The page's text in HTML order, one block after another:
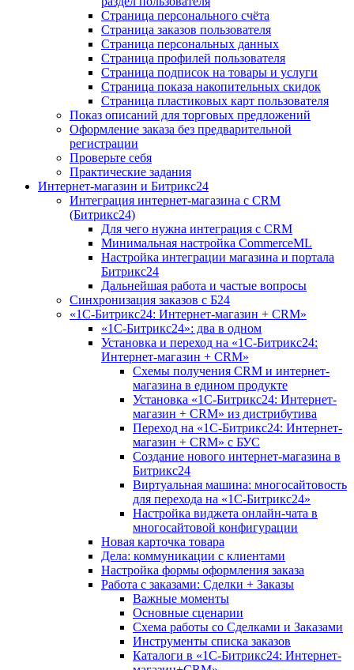
Страница персонального счёта
Страница заказов пользователя
Страница персональных данных
Страница профилей пользователя
Страница подписок на товары и услуги
Страница показа накопительных скидок
Страница пластиковых карт пользователя
Показ описаний для торговых предложений
Оформление заказа без предварительной
регистрации
Проверьте себя
Практические задания
Интернет-магазин и Битрикс24
Интеграция интернет-магазина с CRM
(Битрикс24)
Для чего нужна интеграция с CRM
Минимальная настройка CommerceML
Настройка интеграции магазина и портала
Битрикс24
Дальнейшая работа и частые вопросы
Синхронизация заказов с Б24
«1С-Битрикс24: Интернет-магазин + CRM»
«1С-Битрикс24»: два в одном
Установка и переход на «1С-Битрикс24:
Интернет-магазин + CRM»
Схемы получения CRM и интернет-
магазина в едином продукте
Установка «1С-Битрикс24: Интернет-
магазин + CRM» из дистрибутива
Переход на «1С-Битрикс24: Интернет-
магазин + CRM» с БУС
Создание нового интернет-магазина в
Битрикс24
Виртуальная машина: многосайтовость
для перехода на «1С-Битрикс24»
Настройка виджета онлайн-чата в
многосайтовой конфигурации
Новая карточка товара
Дела: коммуникации с клиентами
Настройка формы оформления заказа
Работа с заказами: Сделки + Заказы
Важные моменты
Основные сценарии
Схема работы со Сделками и Заказами
Инструменты списка заказов
Каталоги в «1С-Битрикс24: Интернет-